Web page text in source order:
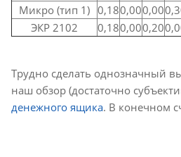
Микро (тип 1) 0,180,000,00
ЭКР 2102
0,180,000,20
Трудно сделать однозначный
наш обзор (достаточно
денежного ящика. В конечном